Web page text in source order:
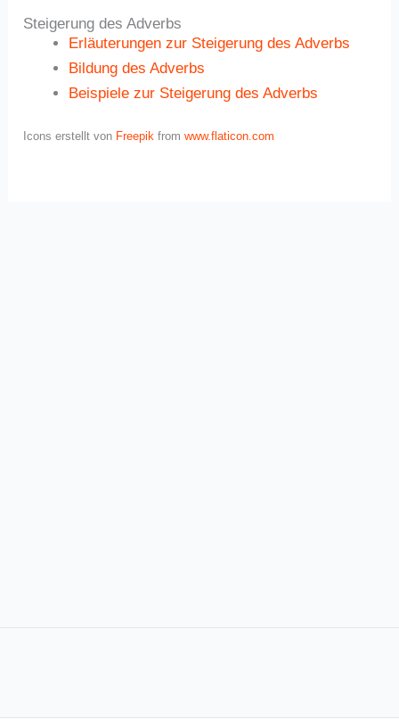
Steigerung des Adverbs
Erläuterungen zur Steigerung des Adverbs
Bildung des Adverbs
Beispiele zur Steigerung des Adverbs
Icons erstellt von Freepik fromwww.flaticon.com